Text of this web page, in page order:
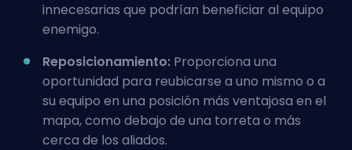
innecesarias que podrían beneficiar al equipo
enemigo.
Reposicionamiento: Proporciona una
oportunidad para reubicarse a uno mismo o a
su equipo en una posición más ventajosa en el
mapa, como debajo de una torreta o más
cerca de los aliados.